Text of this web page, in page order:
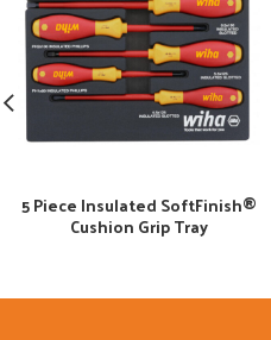
5 Piece Insulated SoftFinish®
Cushion Grip Tray